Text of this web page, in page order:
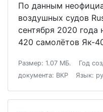
По данным
воздушных судов
сентября 2020 года
420 самолётов Як-
Размер: 1.07 МБ. Год
документа: ВКР
Язык: